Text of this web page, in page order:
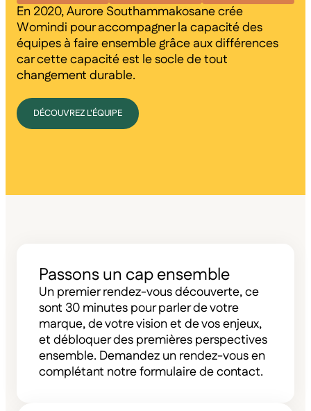
En 2020, Aurore Southammakosane crée
Womindi pour accompagner la capacité des
équipes à faire ensemble grâce aux différences
car cette capacité est le socle de tout
changement durable.
DÉCOUVREZ L'ÉQUIPE
Passons un cap ensemble
Un premier rendez-vous découverte, ce
sont 30 minutes pour parler de votre
marque, de votre vision et de vos enjeux,
et débloquer des premières perspectives
ensemble. Demandez un rendez-vous en
complétant notre formulaire de contact.